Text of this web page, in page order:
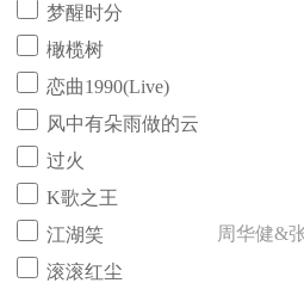
梦醒时分
橄榄树
恋曲1990(Live)
风中有朵雨做的云
过火
K歌之王
江湖笑
周华健&
滚滚红尘